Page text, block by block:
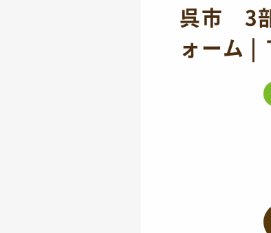
呉市 3
ォーム |